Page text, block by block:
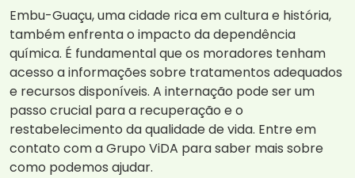
Embu-Guaçu, uma cidade rica em cultura e história,
também enfrenta o impacto da dependência
química. É fundamental que os moradores tenham
acesso a informações sobre tratamentos adequados
e recursos disponíveis. A internação pode ser um
passo crucial para a recuperação e o
restabelecimento da qualidade de vida. Entre em
contato com a Grupo ViDA para saber mais sobre
como podemos ajudar.